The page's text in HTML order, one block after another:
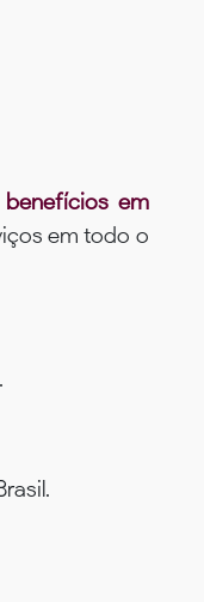
em
em todo o
.